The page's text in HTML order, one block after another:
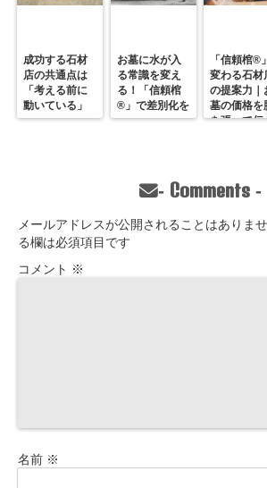
成功する石材
店の共通点は
「考える前に
動いている」
お墓に水が入
る常識を変え
る！「信頼棺
®」で差別化を
「信頼棺®
変わる石材
の提案力｜
墓の価格を
を張って伝
- Comments-
メールアドレスが公開されることはありませ
る欄は必須項目です
コメント ※
名前 ※